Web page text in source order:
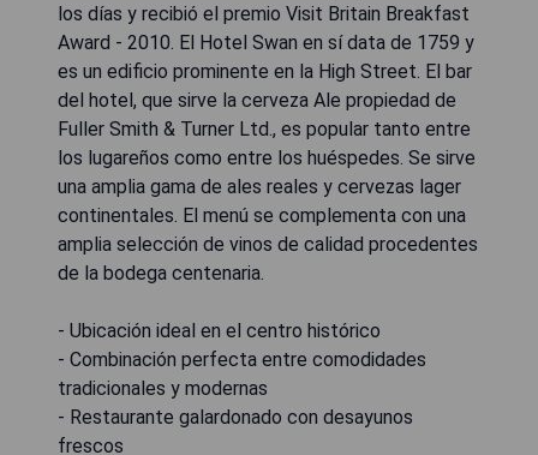
los días y recibió el premio Visit Britain Breakfast
Award - 2010. El Hotel Swan en sí data de 1759 y
es un edificio prominente en la High Street. El bar
del hotel, que sirve la cerveza Ale propiedad de
Fuller Smith & Turner Ltd., es popular tanto entre
los lugareños como entre los huéspedes. Se sirve
una amplia gama de ales reales y cervezas lager
continentales. El menú se complementa con una
amplia selección de vinos de calidad procedentes
de la bodega centenaria.
- Ubicación ideal en el centro histórico
- Combinación perfecta entre comodidades
tradicionales y modernas
- Restaurante galardonado con desayunos
frescos